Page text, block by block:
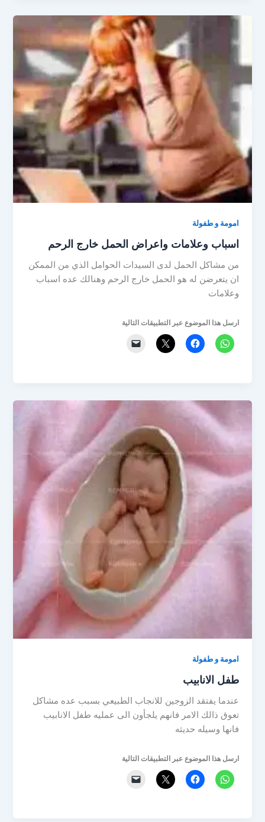
امومة و طفولة
اسباب وعلامات واعراض الحمل خارج الرحم
من مشاكل الحمل لدى السيدات الحوامل الذي من الممكن
ان يتعرضن له هو الحمل خارج الرحم وهنالك عده اسباب
وعلامات
ارسل هذا الموضوع عبر التطبيقات التالية
امومة و طفولة
طفل الانابيب
عندما يفتقد الزوجين للانجاب الطبيعي بسبب عده مشاكل
تعوق ذالك الامر فانهم يلجأون الى عمليه طفل الانابيب
فانها وسيله حديثه
ارسل هذا الموضوع عبر التطبيقات التالية